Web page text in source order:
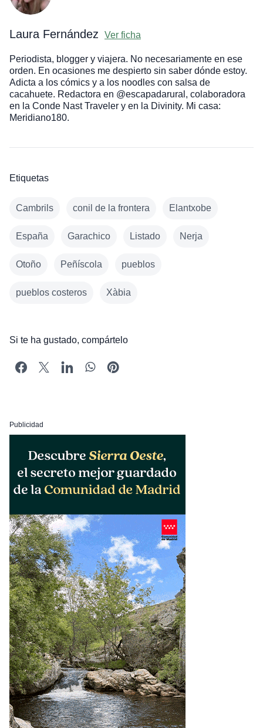
Laura Fernández Ver ficha
Periodista, blogger y viajera. No necesariamente en ese
orden. En ocasiones me despierto sin saber dónde estoy.
Adicta a los cómics y a los noodles con salsa de
cacahuete. Redactora en @escapadarural, colaboradora
en la Conde Nast Traveler y en la Divinity. Mi casa:
Meridiano180.
Etiquetas
Cambrils conil de la frontera Elantxobe
España Garachico Listado Nerja
Otoño Peñíscola pueblos
pueblos costeros Xàbia
Si te ha gustado, compártelo
Publicidad